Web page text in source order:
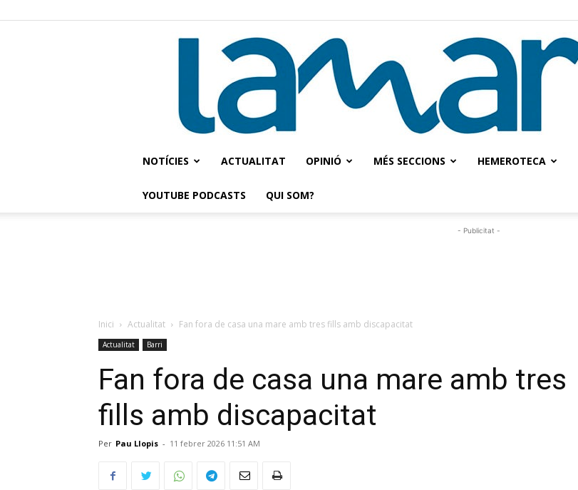
NOTÍCIES ACTUALITAT OPINIÓ MÉS SECCIONS HEMEROTECA
YOUTUBE PODCASTS QUI SOM?
- Publicitat -
Inici Actualitat Fan fora de casa una mare amb tres fills amb discapacitat
Actualitat Barri
Fan fora de casa una mare amb tres
fills amb discapacitat
Per Pau Llopis - 11 febrer 2026 11:51 AM